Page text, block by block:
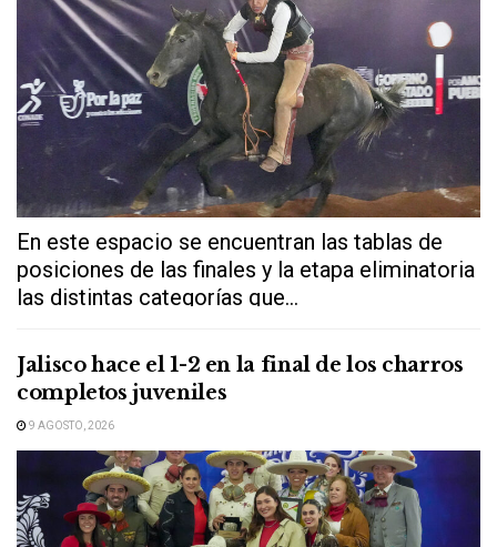
En este espacio se encuentran las tablas de
posiciones de las finales y la etapa eliminatoria
las distintas categorías que...
Jalisco hace el 1-2 en la final de los charros
completos juveniles
9 AGOSTO, 2026